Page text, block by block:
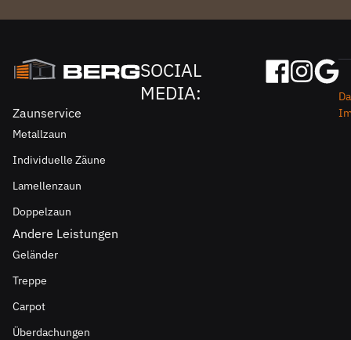
SOCIAL
MEDIA:
Zaunservice
Metallzaun
Individuelle Zäune
Lamellenzaun
Doppelzaun
Andere Leistungen
Geländer
Treppe
Carpot
Überdachungen